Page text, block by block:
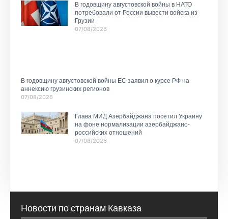
В годовщину августовской войны в НАТО
потребовали от России вывести войска из
Грузии
07/08/2026
В годовщину августовской войны ЕС заявил о курсе РФ на
аннексию грузинских регионов
07/08/2026
Глава МИД Азербайджана посетил Украину
на фоне нормализации азербайджано-
российских отношений
07/08/2026
Новости по странам Кавказа